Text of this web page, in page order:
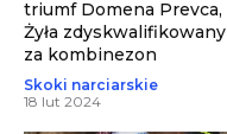
triumf Domena Prevca,
Żyła zdyskwalifikowany
za kombinezon
Skoki narciarskie
18 lut 2024